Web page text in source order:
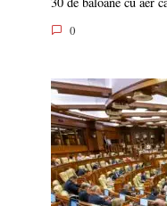
0